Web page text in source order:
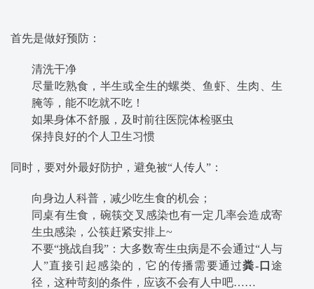
首先是做好预防：
清洗干净
尽量吃熟食，半生或全生的螺类、鱼虾、生肉、生
腌等，能不吃就不吃！
如果身体不舒服，及时前往医院体检驱虫
保持良好的个人卫生习惯
同时，要对外最好防护，避免被“人传人”：
向身边人科普，减少吃生食的机会；
同桌有生食，碗筷交叉感染也有一定几率会造成寄
生虫感染，公筷赶紧安排上~
不要“挑战自我”：大多数寄生虫病是不会通过“人与
人”直接引起感染的，它的传播需要通过粪-口途
径，这种苛刻的条件，应该不会有人中吧……